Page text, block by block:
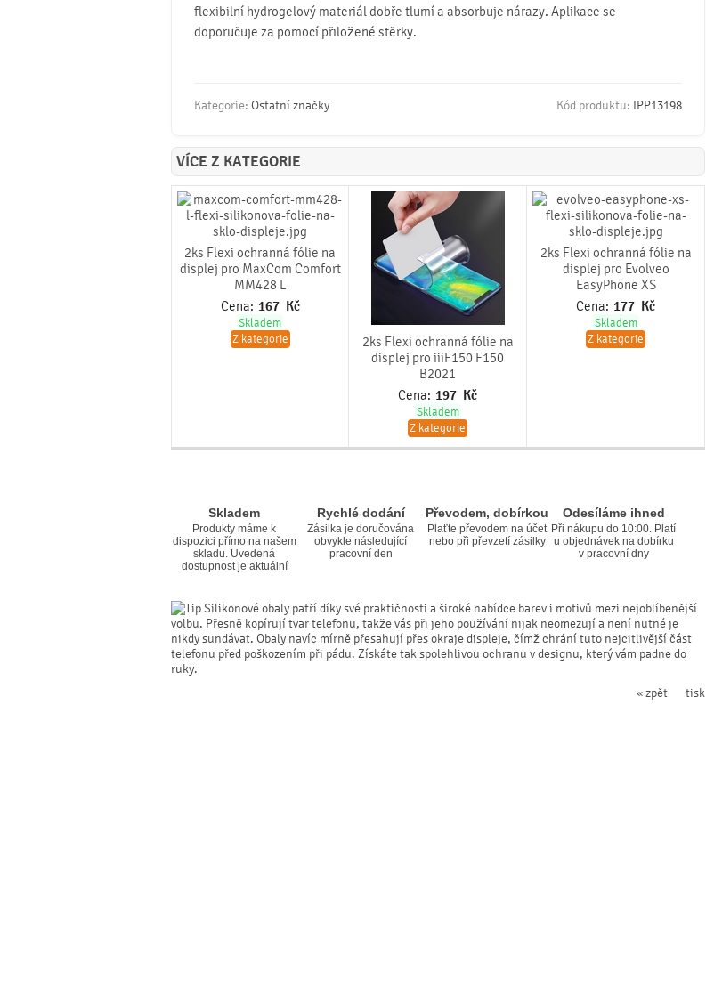
flexibilní hydrogelový materiál dobře tlumí a absorbuje nárazy. Aplikace se
doporučuje za pomocí přiložené stěrky.
Kategorie: Ostatní značky Kód produktu: IPP13198
VÍCE Z KATEGORIE
2ks Flexi ochranná fólie na
displej pro MaxCom Comfort
MM428 L
Cena: 167 Kč
Skladem
Z kategorie
2ks Flexi ochranná fólie na
displej pro iiiF150 F150
B2021
Cena: 197 Kč
Skladem
Z kategorie
2ks Flexi ochranná fólie na
displej pro Evolveo
EasyPhone XS
Cena: 177 Kč
Skladem
Z kategorie
Skladem
Produkty máme k
dispozici přímo na našem
skladu. Uvedená
dostupnost je aktuální
Rychlé dodání
Zásilka je doručována
obvykle následující
pracovní den
Převodem, dobírkou
Plaťte převodem na účet
nebo při převzetí zásilky
Odesíláme ihned
Při nákupu do 10:00. Platí
u objednávek na dobírku
v pracovní dny
Silikonové obaly patří díky své praktičnosti a široké nabídce barev i motivů mezi nejoblíbenější
volbu. Přesně kopírují tvar telefonu, takže vás při jeho používání nijak neomezují a není nutné je
nikdy sundávat. Obaly navíc mírně přesahují přes okraje displeje, čímž chrání tuto nejcitlivější část
telefonu před poškozením při pádu. Získáte tak spolehlivou ochranu v designu, který vám padne do
ruky.
tisk
« zpět